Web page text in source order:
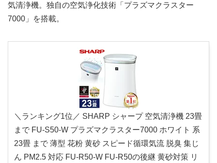
気清浄機。独自の空気浄化技術「プラズマクラスター
7000」を搭載。
＼ランキング1位／ SHARP シャープ 空気清浄機 23畳
まで FU-S50-W プラズマクラスター7000 ホワイト 系
23畳 まで 薄型 花粉 黄砂 スピード循環気流 脱臭 集じ
ん PM2.5 対応 FU-R50-W FU-R50の後継 黄砂対策 リ